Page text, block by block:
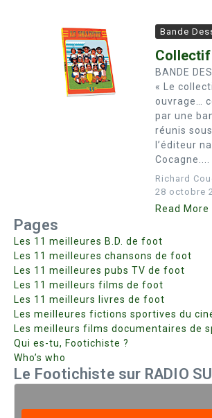
Bande
BANDE
« Le
ouvrage…
par une
réunis
l’éditeur
Cocagne....
Richard
28 octobre
Read More
Pages
Les 11 meilleures B.D. de foot
Les 11 meilleures chansons de foot
Les 11 meilleures pubs TV de foot
Les 11 meilleurs films de foot
Les 11 meilleurs livres de foot
Les meilleures fictions sportives du
Les meilleurs films documentaires de
Qui es-tu, Footichiste ?
Who’s who
Le Footichiste sur RADIO